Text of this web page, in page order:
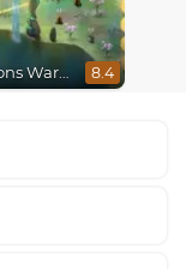
Civilizations Wars Master Edition 8.4